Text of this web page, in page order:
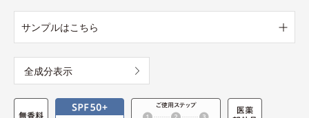
サンプルはこちら
全成分表示